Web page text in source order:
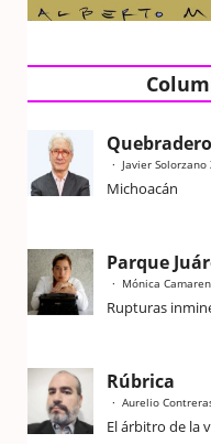
Quebradero
Javier Solorzano
Michoacán
Parque
Mónica
Rupturas
Rúbrica
Aurelio
El árbitro de la